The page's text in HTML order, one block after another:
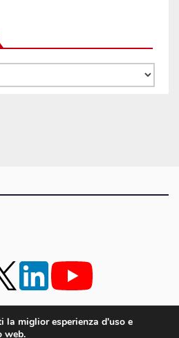
la miglior esperienza d'uso e
web.